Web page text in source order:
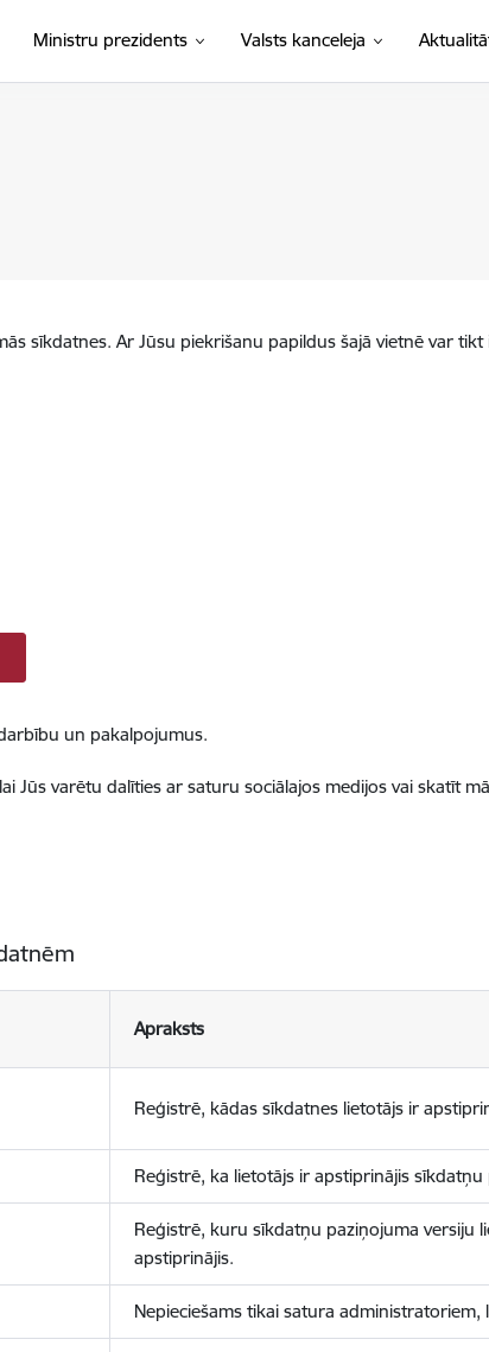
Ministru prezidents Valsts kanceleja
sīkdatnes. Ar Jūsu piekrišanu papildus šajā vietnē var
un pakalpojumus.
Jūs varētu dalīties ar saturu sociālajos medijos vai skatīt
Apraksts
Reģistrē, kādas sīkdatnes lietotājs ir
Reģistrē, ka lietotājs ir apstiprinājis
Reģistrē, kuru sīkdatņu paziņojuma versiju
apstiprinājis.
Nepieciešams tikai satura administratoriem,